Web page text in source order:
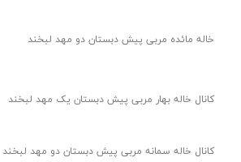
خاله مائده مربی پیش دبستان دو مهد لبخند
کانال خاله بهار مربی پیش دبستان یک مهد لبخند
کانال خاله سمانه مربی پیش دبستان دو مهد لبخند